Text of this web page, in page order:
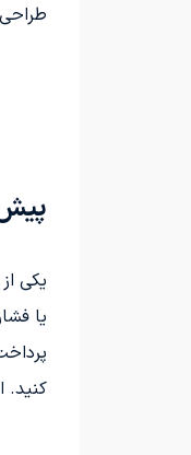
یکی
یا
کنید.